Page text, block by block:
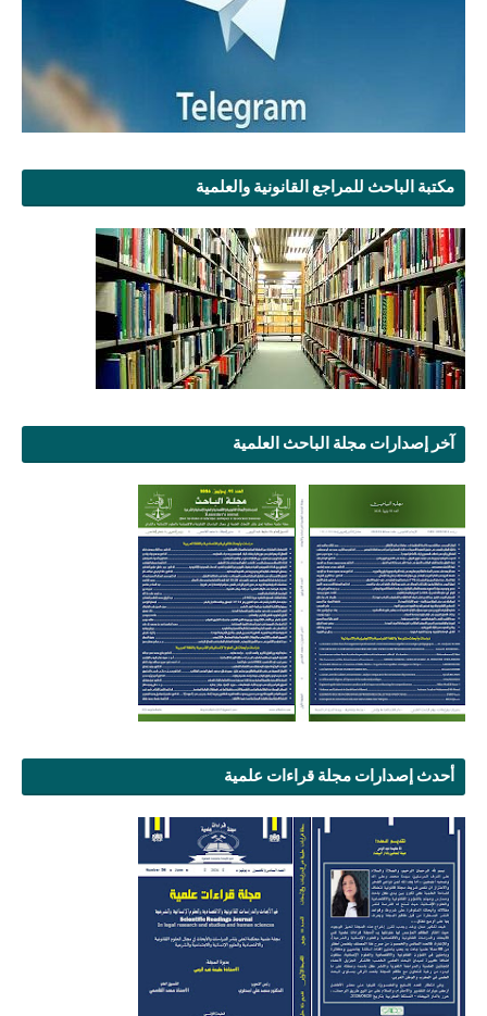
مكتبة الباحث للمراجع القانونية والعلمية
آخر إصدارات مجلة الباحث العلمية
أحدث إصدارات مجلة قراءات علمية